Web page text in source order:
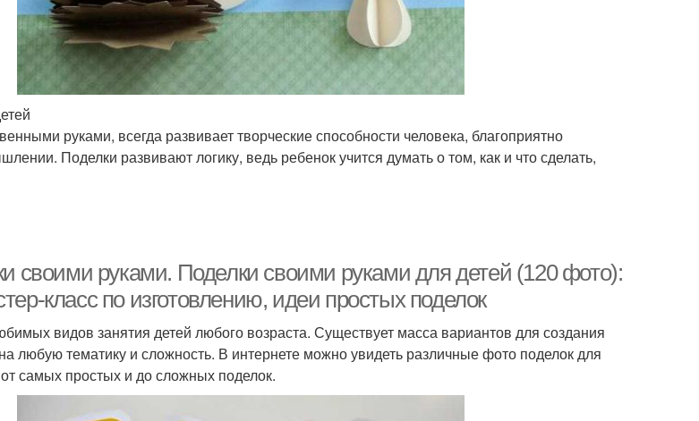
руками, всегда развивает творческие способности человека, благоприятно
Поделки развивают логику, ведь ребенок учится думать о том, как и что сделать,
своими руками. Поделки своими руками для детей (120 фото):
класс по изготовлению, идеи простых поделок
видов занятия детей любого возраста. Существует масса вариантов для создания
любую тематику и сложность. В интернете можно увидеть различные фото поделок для
самых простых и до сложных поделок.